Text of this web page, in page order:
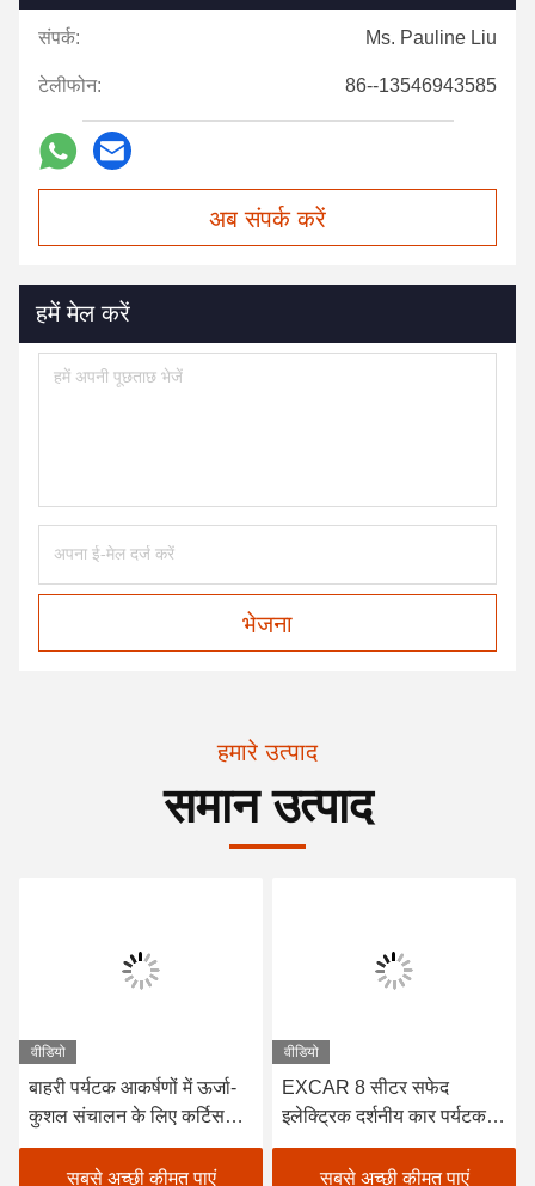
संपर्क: Ms. Pauline Liu
टेलीफोन: 86--13546943585
अब संपर्क करें
हमें मेल करें
भेजना
हमारे उत्पाद
समान उत्पाद
वीडियो
बाहरी पर्यटक आकर्षणों में ऊर्जा-
कुशल संचालन के लिए कर्टिस
नियंत्रक के साथ आईएसओ
स्वीकृत 48 वी ट्रोजन बैटरी
सबसे अच्छी कीमत पाएं
वीडियो
EXCAR 8 सीटर सफेद
इलेक्ट्रिक दर्शनीय कार पर्यटक
बस ऑनबोर्ड 17AH चार्जर के
साथ, शहर और रिसॉर्ट क्षेत्रों के
सबसे अच्छी कीमत पाएं